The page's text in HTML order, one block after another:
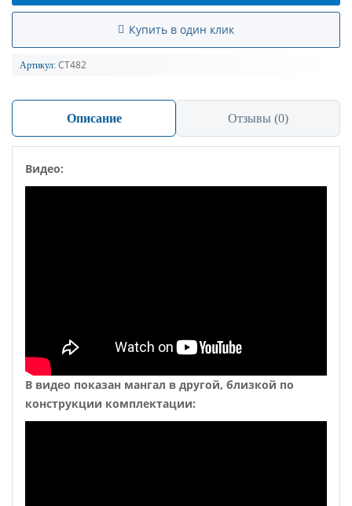
Купить в один клик
Артикул: СТ482
Описание Отзывы (0)
Видео:
В видео показан мангал в другой, близкой по
конструкции комплектации: